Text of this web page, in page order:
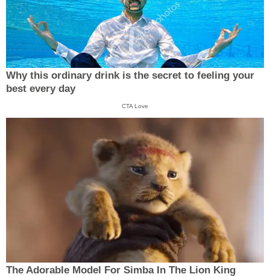
Why this ordinary drink is the secret to feeling your
best every day
CTA Love
The Adorable Model For Simba In The Lion King